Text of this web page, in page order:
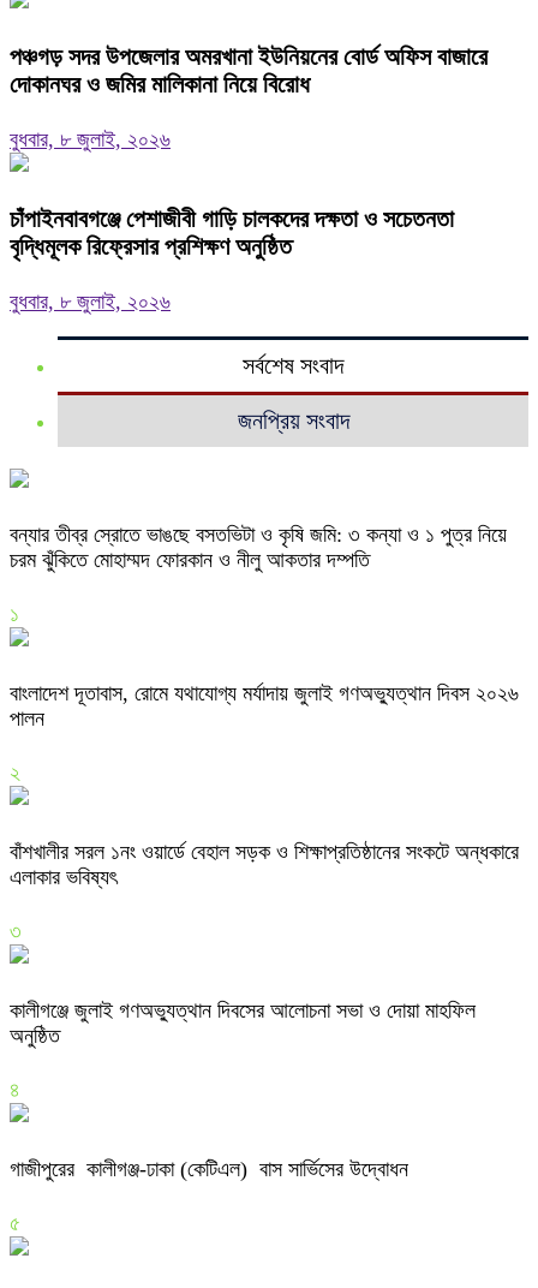
পঞ্চগড় সদর উপজেলার অমরখানা ইউনিয়নের বোর্ড অফিস বাজারে
দোকানঘর ও জমির মালিকানা নিয়ে বিরোধ
বুধবার, ৮ জুলাই, ২০২৬
চাঁপাইনবাবগঞ্জে পেশাজীবী গাড়ি চালকদের দক্ষতা ও সচেতনতা
বৃদ্ধিমূলক রিফ্রেসার প্রশিক্ষণ অনুষ্ঠিত
বুধবার, ৮ জুলাই, ২০২৬
সর্বশেষ সংবাদ
জনপ্রিয় সংবাদ
বন্যার তীব্র স্রোতে ভাঙছে বসতভিটা ও কৃষি জমি: ৩ কন্যা ও ১ পুত্র নিয়ে
চরম ঝুঁকিতে মোহাম্মদ ফোরকান ও নীলু আকতার দম্পতি
১
বাংলাদেশ দূতাবাস, রোমে যথাযোগ্য মর্যাদায় জুলাই গণঅভ্যুত্থান দিবস ২০২৬
পালন
২
বাঁশখালীর সরল ১নং ওয়ার্ডে বেহাল সড়ক ও শিক্ষাপ্রতিষ্ঠানের সংকটে অন্ধকারে
এলাকার ভবিষ্যৎ
৩
কালীগঞ্জে জুলাই গণঅভ্যুত্থান দিবসের আলোচনা সভা ও দোয়া মাহফিল
অনুষ্ঠিত
৪
গাজীপুরের কালীগঞ্জ-ঢাকা (কেটিএল) বাস সার্ভিসের উদ্বোধন
৫